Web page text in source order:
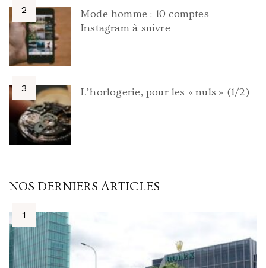
Mode homme : 10 comptes
Instagram à suivre
L’horlogerie, pour les « nuls » (1/2)
NOS DERNIERS ARTICLES